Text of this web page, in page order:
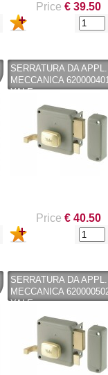
Price € 39.50
SERRATURA DA APPL.
MECCANICA
YALE
Price € 40.50
SERRATURA DA APPL.
MECCANICA
YALE